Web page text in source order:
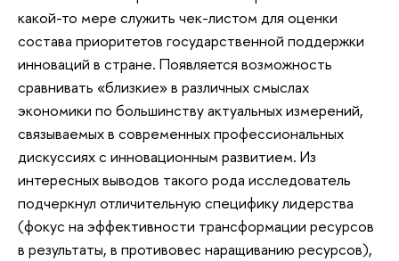
какой-то мере служить чек-листом для оценки
состава приоритетов государственной поддержки
инноваций в стране. Появляется возможность
сравнивать «близкие» в различных смыслах
экономики по большинству актуальных измерений,
связываемых в современных профессиональных
дискуссиях с инновационным развитием. Из
интересных выводов такого рода исследователь
подчеркнул отличительную специфику лидерства
(фокус на эффективности трансформации ресурсов
в результаты, в противовес наращиванию ресурсов),